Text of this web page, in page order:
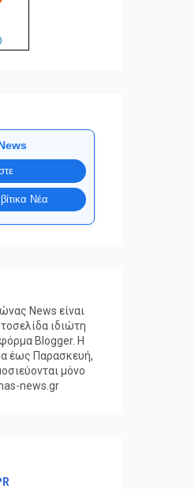
Νέα
News είναι
ιδιώτη
Blogger. Η
έως Παρασκευή,
μόνο
news.gr